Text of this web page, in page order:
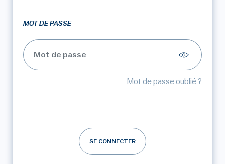
MOT DE PASSE
Mot de passe oublié ?
SE CONNECTER